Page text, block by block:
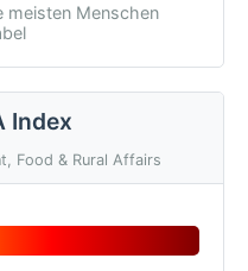
meisten Menschen
Index
Food & Rural Affairs